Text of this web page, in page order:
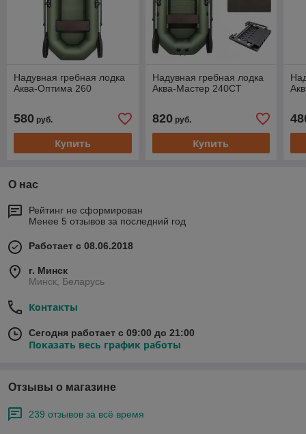
Надувная гребная лодка
Аква-Оптима 260
580 руб.
Купить
Надувная гребная лодка
Аква-Мастер 240СТ
820руб.
Купить
О нас
Рейтинг не сформирован
Менее 5 отзывов за последний год
Работает с 08.06.2018
г. Минск
Минск, Беларусь
Контакты
Сегодня работает с 09:00 до 21:00
Показать весь график работы
Отзывы о магазине
239 отзывов за всё время